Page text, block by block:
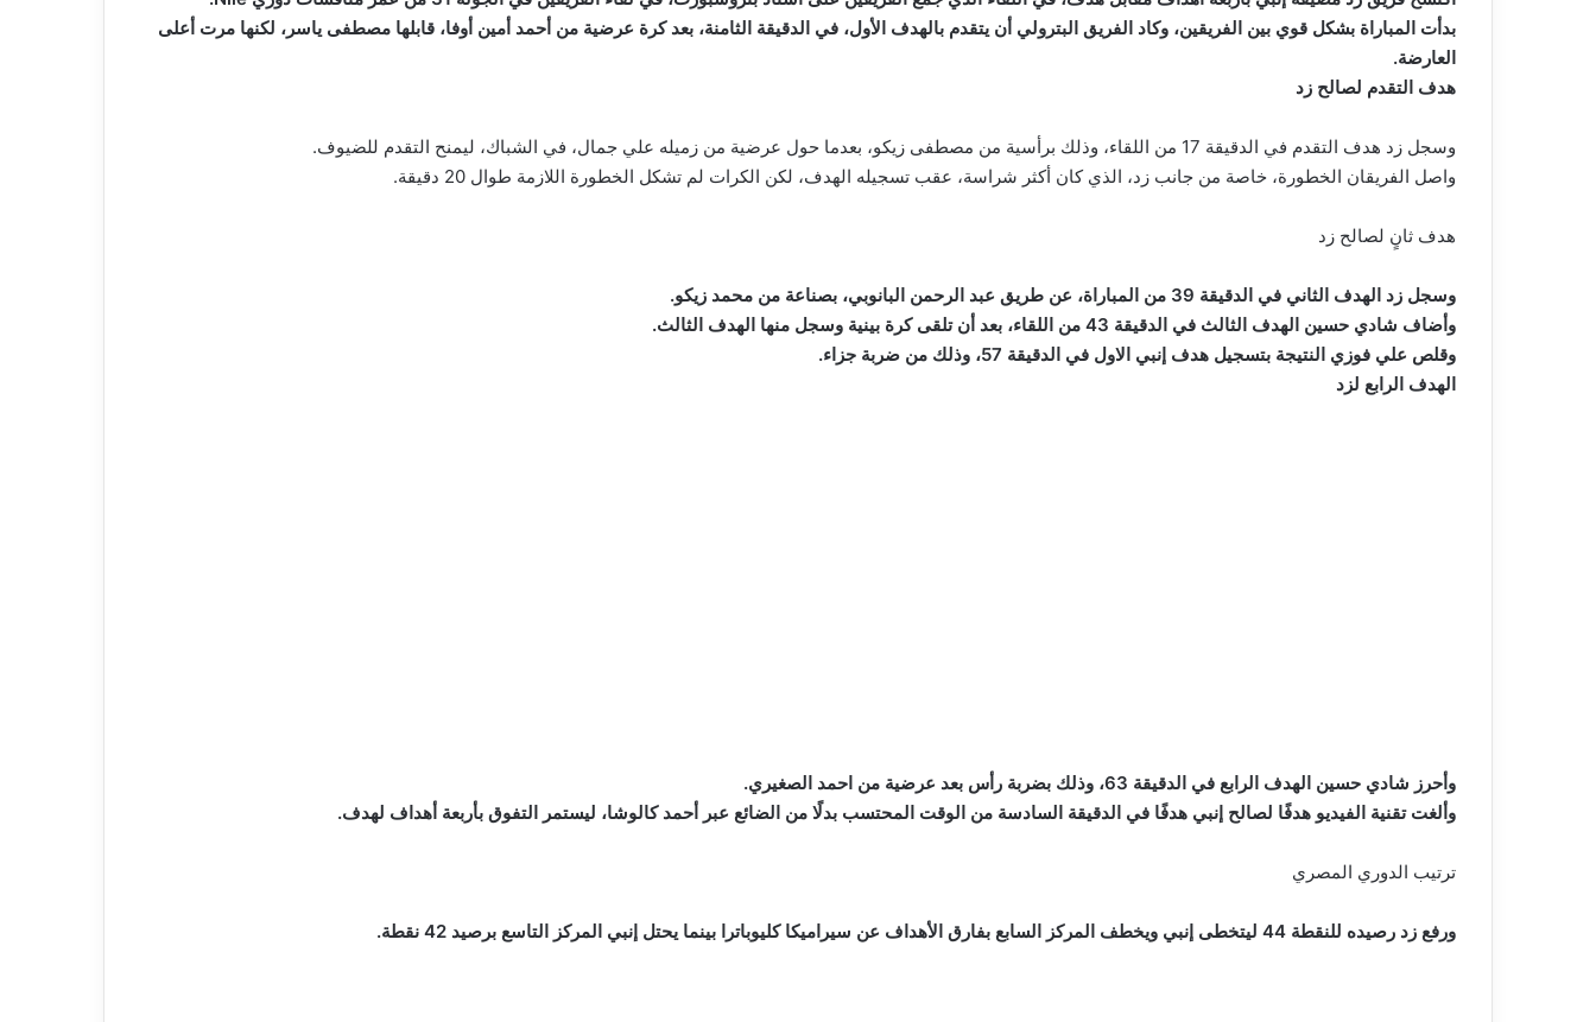
بدأت المباراة بشكل قوي بين الفريقين، وكاد الفريق البترولي أن يتقدم بالهدف الأول، في الدقيقة الثامنة، بعد كرة عرضية من أحمد أمين أوفا، قابلها مصطفى ياسر، لكنها مرت أعلى
العارضة.
هدف التقدم لصالح زد
وسجل زد هدف التقدم في الدقيقة 17 من اللقاء، وذلك برأسية من مصطفى زيكو، بعدما حول عرضية من زميله علي جمال، في الشباك، ليمنح التقدم للضيوف.
واصل الفريقان الخطورة، خاصة من جانب زد، الذي كان أكثر شراسة، عقب تسجيله الهدف، لكن الكرات لم تشكل الخطورة اللازمة طوال 20 دقيقة.
هدف ثانٍ لصالح زد
وسجل زد الهدف الثاني في الدقيقة 39 من المباراة، عن طريق عبد الرحمن البانوبي، بصناعة من محمد زيكو.
وأضاف شادي حسين الهدف الثالث في الدقيقة 43 من اللقاء، بعد أن تلقى كرة بينية وسجل منها الهدف الثالث.
وقلص علي فوزي النتيجة بتسجيل هدف إنبي الاول في الدقيقة 57، وذلك من ضربة جزاء.
الهدف الرابع لزد
وأحرز شادي حسين الهدف الرابع في الدقيقة 63، وذلك بضربة رأس بعد عرضية من احمد الصغيري.
وألغت تقنية الفيديو هدفًا لصالح إنبي هدفًا في الدقيقة السادسة من الوقت المحتسب بدلًا من الضائع عبر أحمد كالوشا، ليستمر التفوق بأربعة أهداف لهدف.
ترتيب الدوري المصري
ورفع زد رصيده للنقطة 44 ليتخطى إنبي ويخطف المركز السابع بفارق الأهداف عن سيراميكا كليوباترا بينما يحتل إنبي المركز التاسع برصيد 42 نقطة.